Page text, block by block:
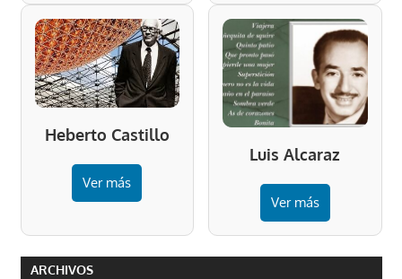
Heberto Castillo
Ver más
Luis Alcaraz
Ver más
ARCHIVOS